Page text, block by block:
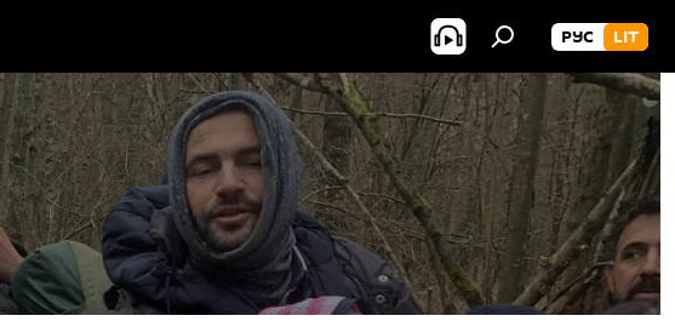
РУС LIT